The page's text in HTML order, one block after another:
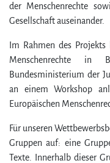
der Menschenrechte
Gesellschaft auseinander.
Im Rahmen des
Menschenrechte
Bundesministerium der
an einem Workshop
Europäischen
Für unseren
Gruppen auf: eine
Texte. Innerhalb dieser